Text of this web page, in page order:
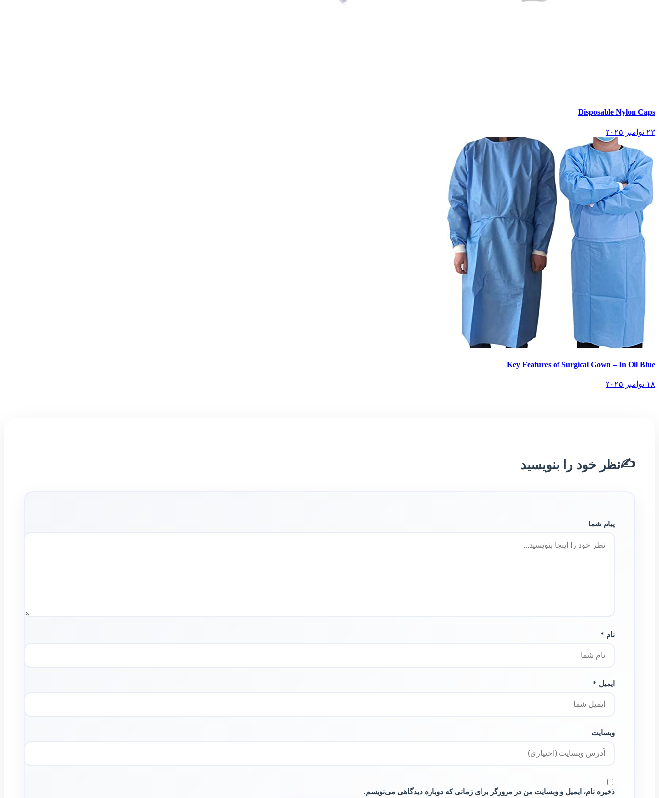
Disposable Nylon Caps
۲۳ نوامبر ۲۰۲۵
Key Features of Surgical Gown – In Oil Blue
۱۸ نوامبر ۲۰۲۵
✍️نظر خود را بنویسید
پیام شما
نام *
ایمیل *
وبسایت
ذخیره نام، ایمیل و وبسایت من در مرورگر برای زمانی که دوباره دیدگاهی می‌نویسم.